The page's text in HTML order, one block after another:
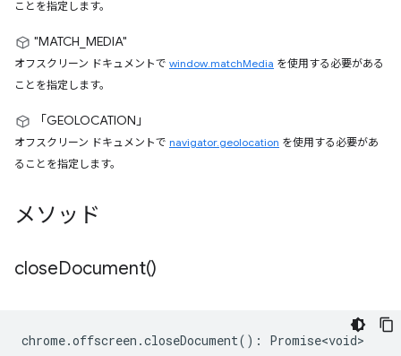
ことを指定します。
"MATCH_MEDIA"
オフスクリーン ドキュメントで window.matchMedia を使用する必要がある
ことを指定します。
「GEOLOCATION」
オフスクリーン ドキュメントで navigator.geolocation を使用する必要があ
ることを指定します。
メソッド
closeDocument()
chrome.offscreen .closeDocument() : Promise<void>